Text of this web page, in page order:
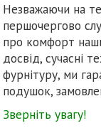
Незважаючи на
першочергово
про комфорт
досвід, сучасні
фурнітуру, ми
подушок,
Зверніть увагу!